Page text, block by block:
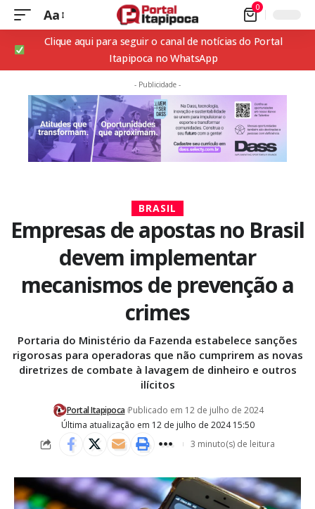
Aa 0
Clique aqui para seguir o canal de notícias do Portal
Itapipoca no WhatsApp
- Publicidade -
BRASIL
Empresas de apostas no Brasil
devem implementar
mecanismos de prevenção a
crimes
Portaria do Ministério da Fazenda estabelece sanções
rigorosas para operadoras que não cumprirem as novas
diretrizes de combate à lavagem de dinheiro e outros
ilícitos
Última atualização em 12 de julho de 2024 15:50
Portal Itapipoca Publicado em 12 de julho de 2024
3 minuto(s) de leitura